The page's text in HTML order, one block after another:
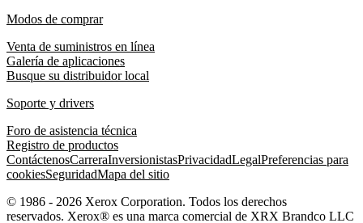
Modos de comprar
Venta de suministros en línea
Galería de aplicaciones
Busque su distribuidor local
Soporte y drivers
Foro de asistencia técnica
Registro de productos
ContáctenosCarreraInversionistasPrivacidadLegalPreferencias para
cookiesSeguridadMapa del sitio
© 1986 - 2026 Xerox Corporation. Todos los derechos
reservados. Xerox® es una marca comercial de XRX Brandco LLC